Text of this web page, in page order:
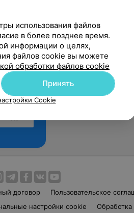
договор Пользовательское
настройки cookie
использования файлов
в более позднее время.
информации о целях,
файлов cookie вы можете
обработки файлов cookie
Принять
Cookie